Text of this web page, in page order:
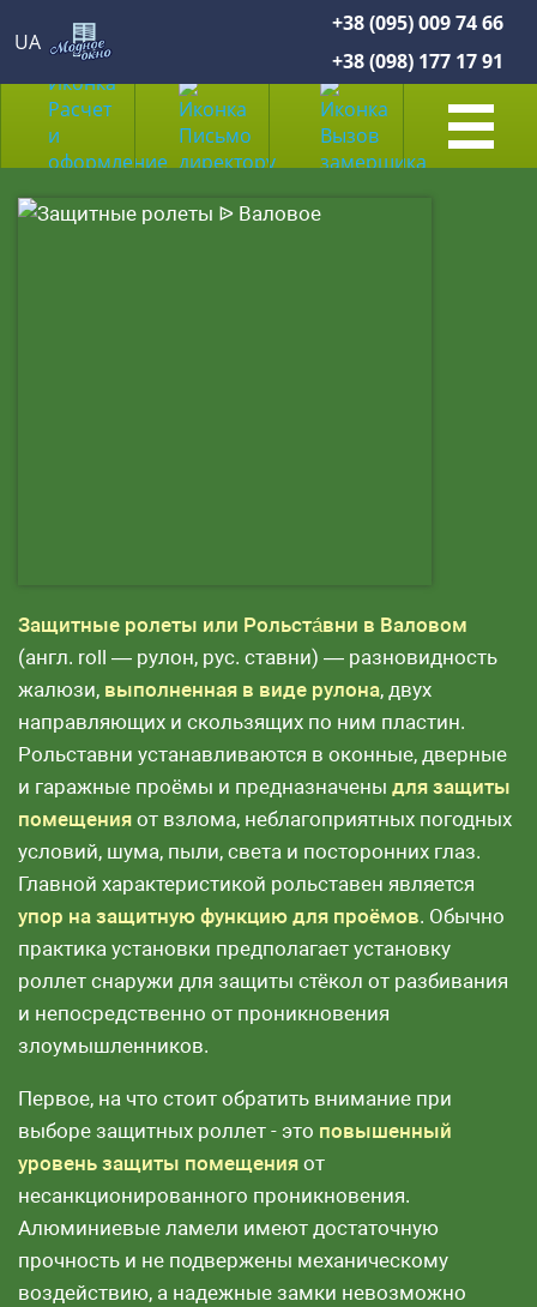
UA
+38 (095) 009 74 66
+38 (098) 177 17 91
Защитные ролеты или Рольста́вни в Валовом
(англ. roll — рулон, рус. ставни) — разновидность
жалюзи, выполненная в виде рулона, двух
направляющих и скользящих по ним пластин.
Рольставни устанавливаются в оконные, дверные
и гаражные проёмы и предназначены для защиты
помещения от взлома, неблагоприятных погодных
условий, шума, пыли, света и посторонних глаз.
Главной характеристикой рольставен является
упор на защитную функцию для проёмов. Обычно
практика установки предполагает установку
роллет снаружи для защиты стёкол от разбивания
и непосредственно от проникновения
злоумышленников.
Первое, на что стоит обратить внимание при
выборе защитных роллет - это повышенный
уровень защиты помещения от
несанкционированного проникновения.
Алюминиевые ламели имеют достаточную
прочность и не подвержены механическому
воздействию, а надежные замки невозможно